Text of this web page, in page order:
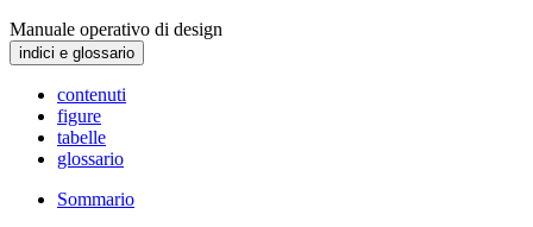
Manuale operativo di design
indici e glossario
contenuti
figure
tabelle
glossario
Sommario